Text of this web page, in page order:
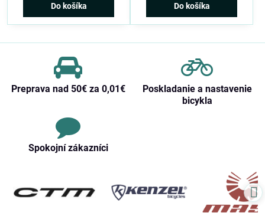
Do košíka Do košíka
Preprava nad 50€ za 0,01€
Poskladanie a nastavenie
bicykla
Spokojní zákazníci